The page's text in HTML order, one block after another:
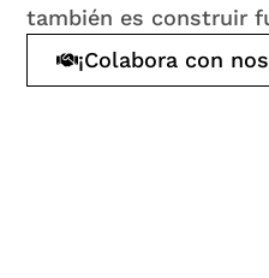
también es construir
¡Colabora con